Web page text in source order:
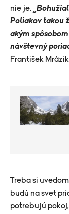
nie je.
Poliakov takou
akým
návštevný
František
Treba si
budú na svet
potrebujú